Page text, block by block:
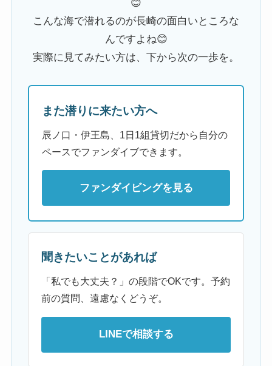
😊
こんな海で潜れるのが長崎の面白いところな
んですよね😊
実際に見てみたい方は、下から次の一歩を。
また潜りに来たい方へ
辰ノ口・伊王島、1日1組貸切だから自分の
ペースでファンダイブできます。
ファンダイビングを見る
聞きたいことがあれば
「私でも大丈夫？」の段階でOKです。予約
前の質問、遠慮なくどうぞ。
LINEで相談する